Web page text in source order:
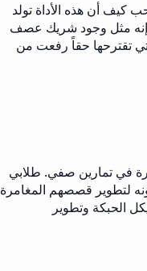
كيف أن هذه الأداة تولد
إنه مثل وجود شريك عصف
التي تقترحها حقاً رفعت من
في تمارين صفي. طلابي
لتطوير قصصهم المغامرة
الحبكة وتطوير